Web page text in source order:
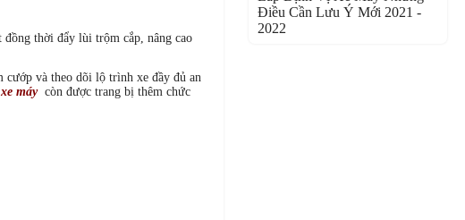
thời đẩy lùi trộm cắp, nâng cao
và theo dõi lộ trình xe đầy đủ an
máy còn được trang bị thêm chức
Điều Cần Lưu Ý Mới 2021 -
2022